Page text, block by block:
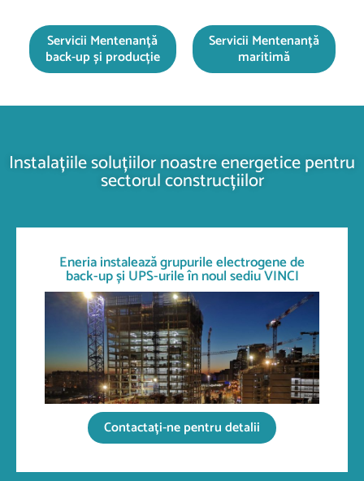
Servicii Mentenanță
back-up și producție
Servicii Mentenanță
maritimă
Instalațiile soluțiilor noastre energetice pentru
sectorul construcțiilor
Eneria instalează grupurile electrogene de
back-up și UPS-urile în noul sediu VINCI
Contactați-ne pentru detalii